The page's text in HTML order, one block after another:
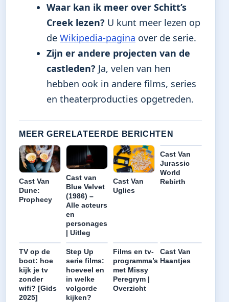
Waar kan ik meer over Schitt’s
Creek lezen? U kunt meer lezen op
de Wikipedia-pagina over de serie.
Zijn er andere projecten van de
castleden? Ja, velen van hen
hebben ook in andere films, series
en theaterproducties opgetreden.
MEER GERELATEERDE BERICHTEN
Cast Van
Dune:
Prophecy
Cast van
Blue Velvet
(1986) –
Alle acteurs
en
personages
| Uitleg
Cast Van
Uglies
Cast Van
Jurassic
World
Rebirth
TV op de
boot: hoe
kijk je tv
zonder
wifi? [Gids
2025]
Step Up
serie films:
hoeveel en
in welke
volgorde
kijken?
Films en tv-
programma’s
met Missy
Peregrym |
Overzicht
Cast Van
Haantjes